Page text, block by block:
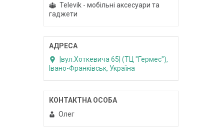
Televik - мобільні аксесуари та
гаджети
|вул.Хоткевича 65| (ТЦ "Гермес"),
Івано-Франківськ, Україна
Олег